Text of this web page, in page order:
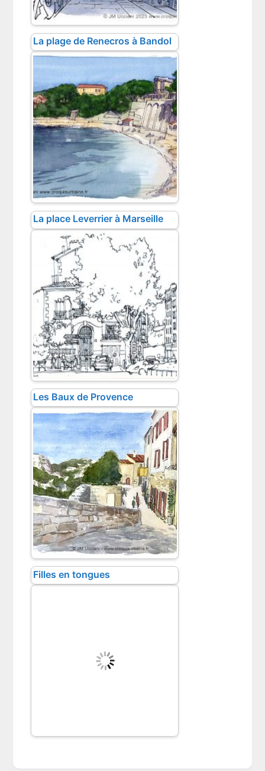
La plage de Renecros à Bandol
La place Leverrier à Marseille
Les Baux de Provence
Filles en tongues